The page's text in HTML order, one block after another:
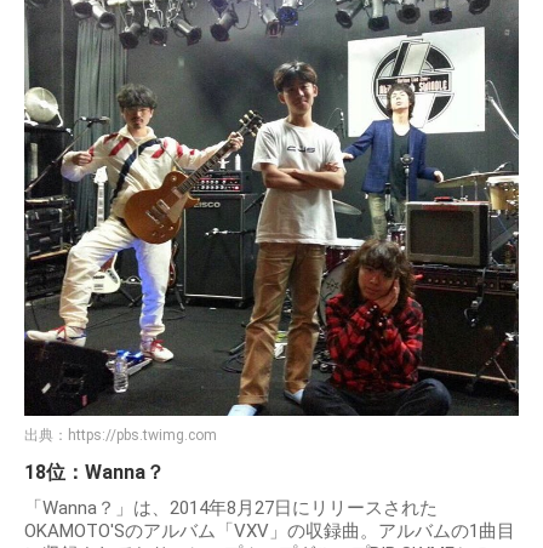
出典： https://pbs.twimg.com
18位：Wanna？
「Wanna？」は、2014年8月27日にリリースされた
OKAMOTO'Sのアルバム「VXV」の収録曲。アルバムの1曲目